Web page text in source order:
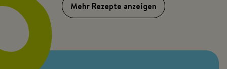
Mehr Rezepte anzeigen